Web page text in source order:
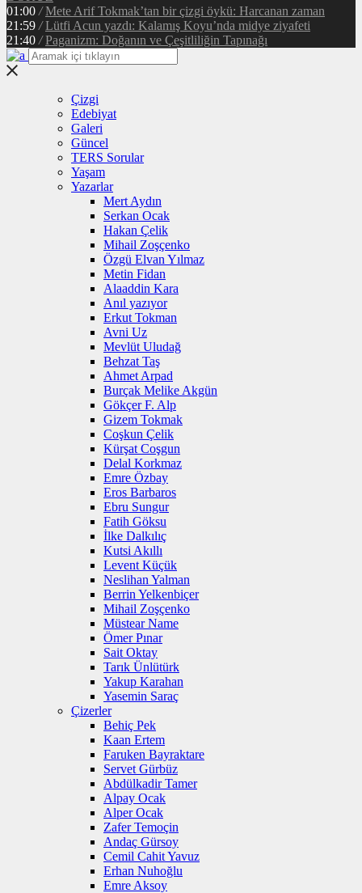
01:00 / Mete Arif Tokmak’tan bir çizgi öykü: Harcanan zaman
21:59 / Lütfi Acun yazdı: Kalamış Koyu’nda midye ziyafeti
21:40 / Paganizm: Doğanın ve Çeşitliliğin Tapınağı
Çizgi
Edebiyat
Galeri
Güncel
TERS Sorular
Yaşam
Yazarlar
Mert Aydın
Serkan Ocak
Hakan Çelik
Mihail Zoşçenko
Özgü Elvan Yılmaz
Metin Fidan
Alaaddin Kara
Anıl yazıyor
Erkut Tokman
Avni Uz
Mevlüt Uludağ
Behzat Taş
Ahmet Arpad
Burçak Melike Akgün
Gökçer F. Alp
Gizem Tokmak
Coşkun Çelik
Kürşat Coşgun
Delal Korkmaz
Emre Özbay
Eros Barbaros
Ebru Sungur
Fatih Göksu
İlke Dalkılıç
Kutsi Akıllı
Levent Küçük
Neslihan Yalman
Berrin Yelkenbiçer
Mihail Zoşçenko
Müstear Name
Ömer Pınar
Sait Oktay
Tarık Ünlütürk
Yakup Karahan
Yasemin Saraç
Çizerler
Behiç Pek
Kaan Ertem
Faruken Bayraktare
Servet Gürbüz
Abdülkadir Tamer
Alpay Ocak
Alper Ocak
Zafer Temoçin
Andaç Gürsoy
Cemil Cahit Yavuz
Erhan Nuhoğlu
Emre Aksoy